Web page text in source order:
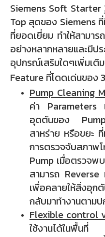
Siemens Soft Starter
Top สุดของ Siemens
ที่ยอดเยี่ยม ทำให้สามา
อย่างหลากหลายและมีป
อุปกรณ์เสริมใดๆเพิ่มเติม
Feature ที่โดดเด่นของ
Pump Cleaning
ค่า Parameters
อุดตันของ Pump
สาหร่าย หรือขยะ
การตรวจจับสภาพ
Pump เมื่อตรวจพ
สามารถ
เพื่อคลายให้สิ่งอุก
กลับมาทำงานตาม
Flexible control
ใช้งานได้ในพื้นที่